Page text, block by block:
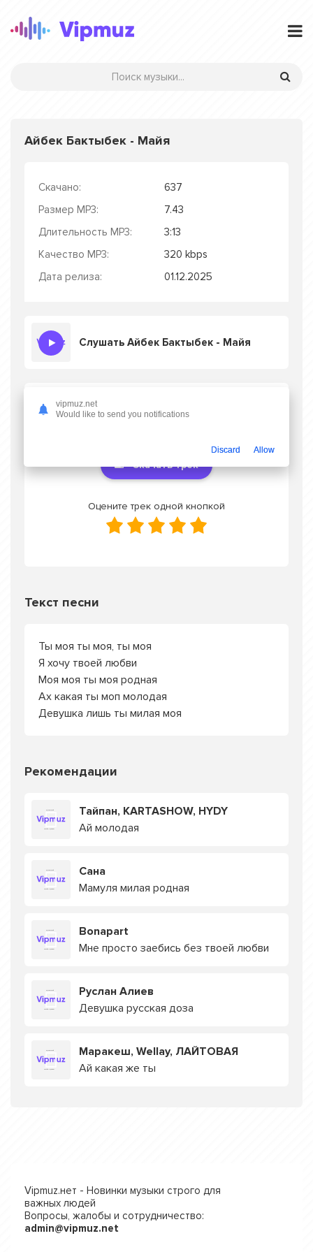
Айбек Бактыбек - Майя
Скачано:
637
Размер MP3:
7.43
Длительность MP3:
3:13
Качество MP3:
320 kbps
Дата релиза:
01.12.2025
Слушать Айбек Бактыбек - Майя
Скачать песню Айбек Бактыбек - Майя
mp3 или слушать онлайн бесплатно
Скачать трек
Оцените трек одной кнопкой
Текст песни
Ты моя ты моя, ты моя
Я хочу твоей любви
Моя моя ты моя родная
Ах какая ты моп молодая
Девушка лишь ты милая моя
Рекомендации
Тайпан, KARTASHOW, HYDY
Ай молодая
Сана
Мамуля милая родная
Bonapart
Мне просто заебись без твоей любви
Руслан Алиев
Девушка русская доза
Маракеш, Wellay, ЛАЙТОВАЯ
Ай какая же ты
Vipmuz.нет - Новинки музыки строго для
важных людей
Вопросы, жалобы и сотрудничество:
admin@vipmuz.net
vipmuz.net
Would like to send you notifications
Discard Allow